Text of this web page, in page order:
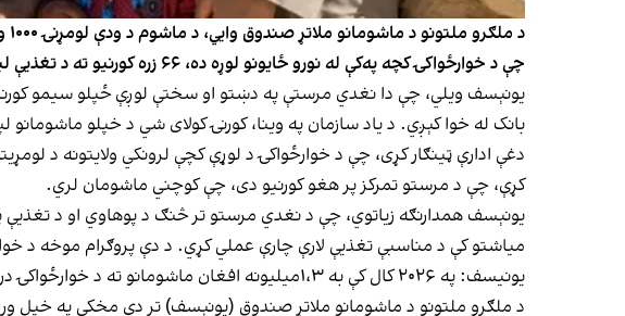
چې د خوارځواکۍ کچه په‌کې له نورو ځایونو لوړه ده، ۶۶ زره کورنیو ته د تغذیې لپاره نغدي مرستې ورکول کېږي.
یونېسف ویلي، چې دا نغدي مرستې په دښتو او سختې لوږې ځپلو سیمو کورنیو
بانک له خوا کېږي. د یاد سازمان په وینا، کورنۍ کولای شي د خپلو ماشومانو
دغې ادارې ټینګار کړی، چې د خوارځواکۍ د لوړې کچې لرونکي ولایتونه د
کړې، چې د مرستو تمرکز پر هغو کورنیو دی، چې کوچني ماشومان لري.
یونېسف همدارنګه زیاتوي، چې د نغدي مرستو تر څنګ د پوهاوي او د
میاشتو کې د مناسبې تغذیې لارې چارې عملي کړي. د دې پروګرام موخه د
یونیسف: په ۲۰۲۶ کال کې به ۱،۳میلیونه افغان ماشومانو ته د خوارځواکۍ درملنیز خواړه ورسوو | افغانستان انټرنشنل پښتو